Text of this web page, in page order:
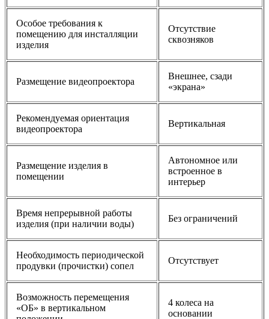
Особое требования к
помещению для инсталляции
изделия
Отсутствие
сквозняков
Размещение видеопроектора
Внешнее, сзади
«экрана»
Рекомендуемая ориентация
видеопроектора
Вертикальная
Размещение изделия в
помещении
Автономное или
встроенное в
интерьер
Время непрерывной работы
изделия (при наличии воды)
Без ограничений
Необходимость периодической
продувки (прочистки) сопел
Отсутствует
Возможность перемещения
«ОБ» в вертикальном
4 колеса на
основании